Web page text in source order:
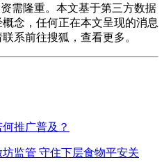
需隆重。本文基于第三方数据
念，任何正在本文呈现的消息
系前往搜狐，查看更多。
推广普及？
监管 守住下层食物平安关